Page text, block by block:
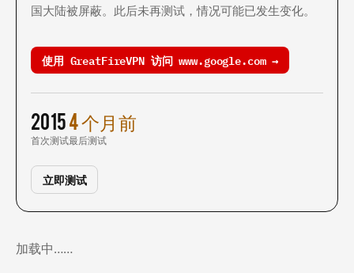
国大陆被屏蔽。此后未再测试，情况可能已发生变化。
使用 GreatFireVPN 访问 www.google.com →
2015
首次测试
4 个月前
最后测试
立即测试
加载中……